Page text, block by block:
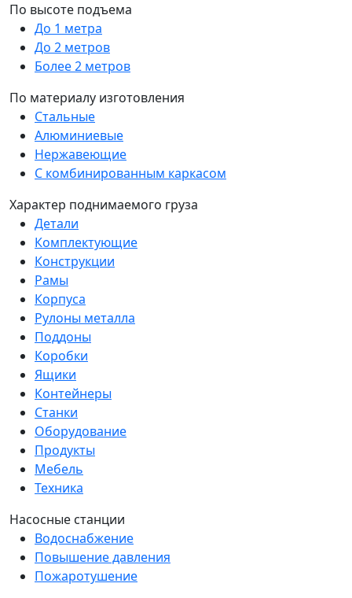
По высоте подъема
До 1 метра
До 2 метров
Более 2 метров
По материалу изготовления
Стальные
Алюминиевые
Нержавеющие
С комбинированным каркасом
Характер поднимаемого груза
Детали
Комплектующие
Конструкции
Рамы
Корпуса
Рулоны металла
Поддоны
Коробки
Ящики
Контейнеры
Станки
Оборудование
Продукты
Мебель
Техника
Насосные станции
Водоснабжение
Повышение давления
Пожаротушение